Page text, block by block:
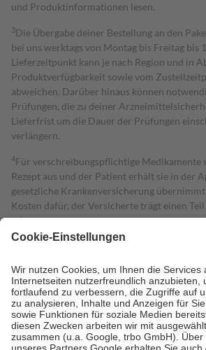
und Produktinformationen lesen.
3Die Übergabe deiner Bestellung an den
bei uns werktags von Montag bis Freitag bis
Lieferzeitpunkt kann je nach Region und in
Produktverfügbarkeit sowie vom
abweichen. Darüber hinaus können
Prüfungen, die zu deiner
Lieferfrist um die Dauer der Prüfungen
verlängern.
4Für verschreibungspflichtige Medikamente
Rezept aus und der Patient erhält sie in der
gesetzliche Krankenversicherung
Kosten dafür, der Versicherte trägt einen
mit.
Grundsätzlich leisten Mitglieder Zuzahlungen
höchstens zehn Euro.
Es sind jedoch nie
Kosten der Leistung zu entrichten.
Diese Regeln gelten grundsätzlich auch für
Bei Heilmitteln und häuslicher
Zuzahlung zehn Prozent der Kosten sowie
Verordnung.